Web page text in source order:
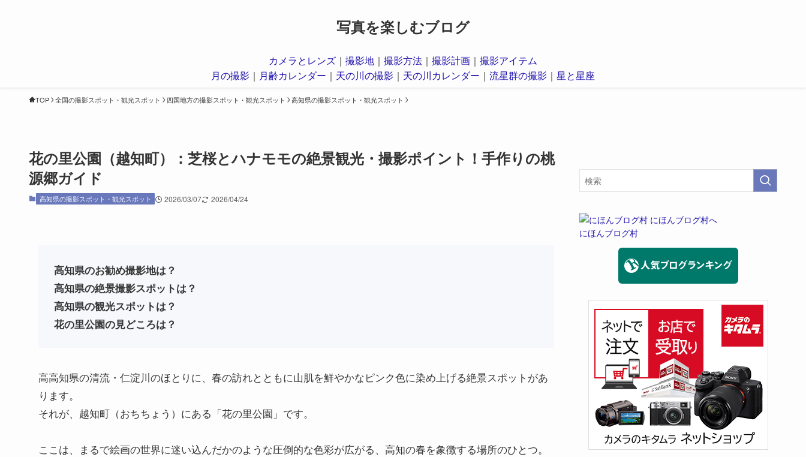
写真を楽しむブログ
カメラとレンズ ｜ 撮影地 ｜ 撮影方法 ｜ 撮影計画 ｜ 撮影アイテム
月の撮影 ｜ 月齢カレンダー ｜ 天の川の撮影 ｜ 天の川カレンダー ｜ 流星群の撮影 ｜ 星と星座
TOP 全国の撮影スポット・観光スポット 四国地方の撮影スポット・観光スポット 高知県の撮影スポット・観光スポット
花の里公園（越知町）：芝桜とハナモモの絶景観光・撮影ポイント！手作りの桃
源郷ガイド
高知県の撮影スポット・観光スポット 2026/03/07 2026/04/24
高知県のお勧め撮影地は？
高知県の絶景撮影スポットは？
高知県の観光スポットは？
花の里公園の見どころは？
高高知県の清流・仁淀川のほとりに、春の訪れとともに山肌を鮮やかなピンク色に染め上げる絶景スポットがあ
ります。
それが、越知町（おちちょう）にある「花の里公園」です。
ここは、まるで絵画の世界に迷い込んだかのような圧倒的な色彩が広がる、高知の春を象徴する場所のひとつ。
にほんブログ村